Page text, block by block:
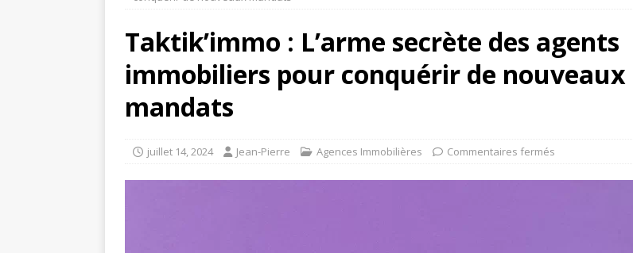
Taktik’immo : L’arme secrète des agents
immobiliers pour conquérir de nouveaux
mandats
juillet 14, 2024 Jean-Pierre Agences Immobilières Commentaires fermés